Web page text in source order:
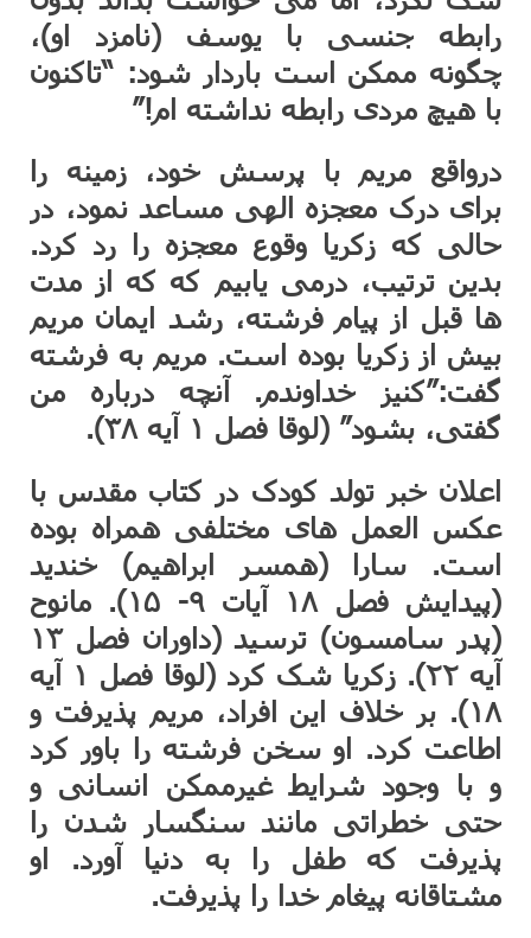
رابطه جنسی با یوسف (نامزد او)،
چگونه ممکن است باردار شود: “تاکنون
با هیچ مردی رابطه نداشته ام!”
درواقع مریم با پرسش خود، زمینه را
برای درک معجزه الهی مساعد نمود، در
حالی که زکریا وقوع معجزه را رد کرد.
بدین ترتیب، درمی یابیم که که از مدت
ها قبل از پیام فرشته، رشد ایمان مریم
بیش از زکریا بوده است. مریم به فرشته
گفت:”کنیز خداوندم. آنچه درباره من
گفتی، بشود” (لوقا فصل ۱ آیه ۳۸).
اعلان خبر تولد کودک در کتاب مقدس با
عکس العمل های مختلفی همراه بوده
است. سارا (همسر ابراهیم) خندید
(پیدایش فصل ۱۸ آیات ۹- ۱۵). مانوح
(پدر سامسون) ترسید (داوران فصل ۱۳
آیه ۲۲). زکریا شک کرد (لوقا فصل ۱ آیه
۱۸). بر خلاف این افراد، مریم پذیرفت و
اطاعت کرد. او سخن فرشته را باور کرد
و با وجود شرایط غیرممکن انسانی و
حتی خطراتی مانند سنگسار شدن را
پذیرفت که طفل را به دنیا آورد. او
مشتاقانه پیغام خدا را پذیرفت.